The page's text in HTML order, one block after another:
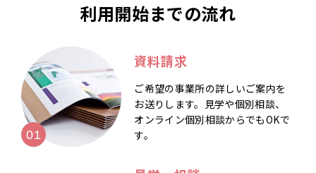
利用開始までの流れ
資料請求
ご希望の事業所の詳しいご案内を
お送りします。見学や個別相談、
オンライン個別相談からでもOKで
す。